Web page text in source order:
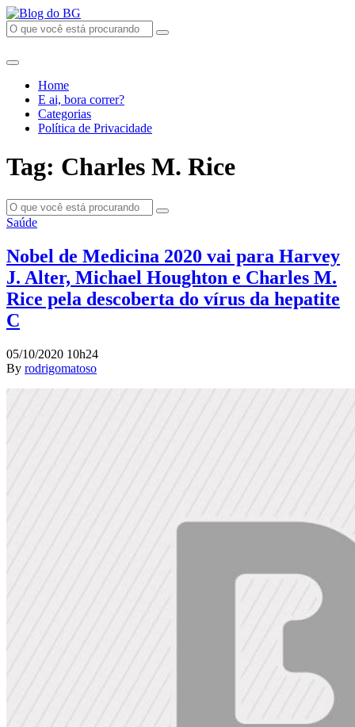
Home
E ai, bora correr?
Categorias
Política de Privacidade
Tag: Charles M. Rice
Saúde
Nobel de Medicina 2020 vai para Harvey
J. Alter, Michael Houghton e Charles M.
Rice pela descoberta do vírus da hepatite
C
05/10/2020 10h24
By rodrigomatoso